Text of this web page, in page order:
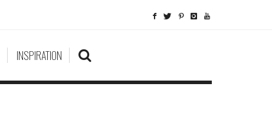
INSPIRATION